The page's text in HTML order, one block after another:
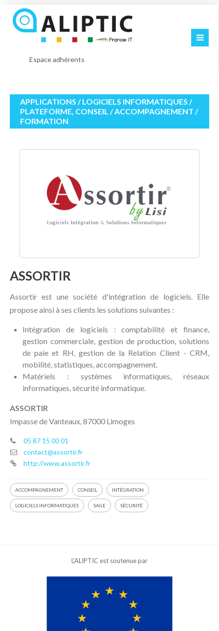
Espace adhérents
APPLICATIONS / LOGICIELS INFORMATIQUES /
PLATEFORME, CONSEIL / ACCOMPAGNEMENT /
FORMATION
ASSORTIR
Assortir est une société d'intégration de logiciels. Elle
propose ainsi à ses clients les solutions suivantes :
Intégration de logiciels : comptabilité et finance,
gestion commerciale, gestion de production, solutions
de paie et RH, gestion de la Relation Client - CRM,
mobilité, statistiques, accompagnement.
Matériels : systèmes informatiques, réseaux
informatiques, sécurité informatique.
ASSORTIR
Impasse de Vanteaux, 87000 Limoges
05 87 15 00 01
contact@assortir.fr
http://www.assortir.fr
ACCOMPAGNEMENT CONSEIL INTÉGRATION
LOGICIELS INFORMATIQUES SAGE SÉCURITÉ
L'ALIPTIC est soutenue par